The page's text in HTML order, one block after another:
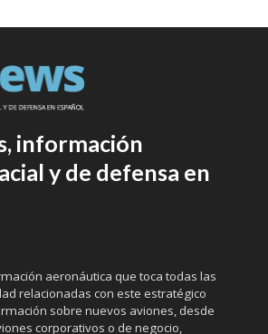
información
y de defensa en
aeronáutica que toca todas las
relacionadas con este estratégico
sobre nuevos aviones, desde
corporativos o de negocio,